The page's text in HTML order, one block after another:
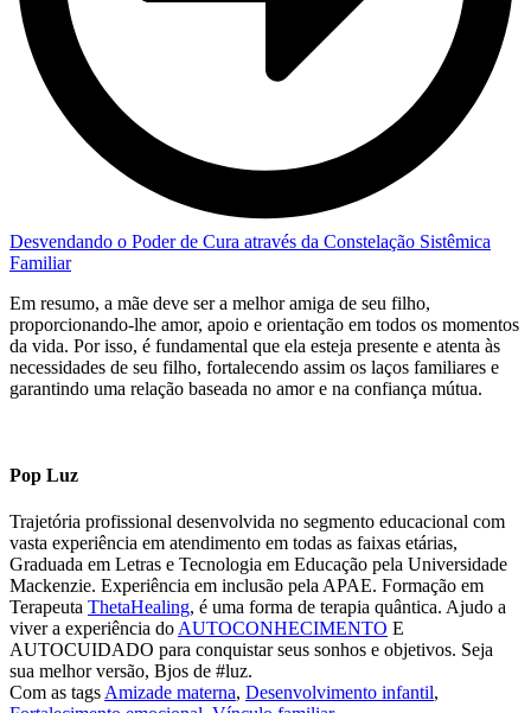
Desvendando o Poder de Cura através da Constelação Sistêmica
Familiar
Em resumo, a mãe deve ser a melhor amiga de seu filho,
proporcionando-lhe amor, apoio e orientação em todos os momentos
da vida. Por isso, é fundamental que ela esteja presente e atenta às
necessidades de seu filho, fortalecendo assim os laços familiares e
garantindo uma relação baseada no amor e na confiança mútua.
Pop Luz
Trajetória profissional desenvolvida no segmento educacional com
vasta experiência em atendimento em todas as faixas etárias,
Graduada em Letras e Tecnologia em Educação pela Universidade
Mackenzie. Experiência em inclusão pela APAE. Formação em
Terapeuta ThetaHealing, é uma forma de terapia quântica. Ajudo a
viver a experiência do AUTOCONHECIMENTO E
AUTOCUIDADO para conquistar seus sonhos e objetivos. Seja
sua melhor versão, Bjos de #luz.
Com as tags Amizade materna, Desenvolvimento infantil,